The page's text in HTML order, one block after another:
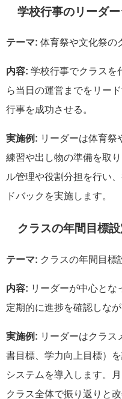
学校行事のリーダ
テーマ: 体育祭や文化祭の
内容: 学校行事でクラスを
ら当日の運営までをリー
行事を成功させる。
実施例: リーダーは体育祭
練習や出し物の準備を取
ル管理や役割分担を行い
ドバックを実施します。
クラスの年間目標
テーマ: クラスの年間目標
内容: リーダーが中心とな
定期的に進捗を確認しな
実施例: リーダーはクラス
書目標、学力向上目標）
システムを導入します。
クラス全体で振り返りと